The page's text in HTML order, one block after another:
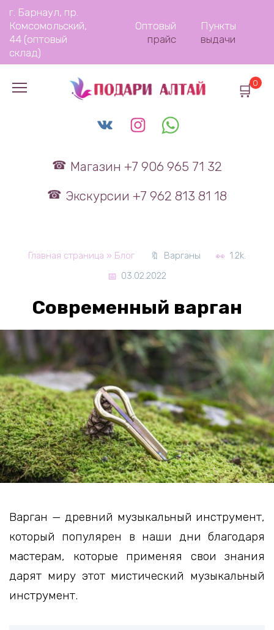
Перейти
содержанию
г. Барнаул, пр.
Комсомольский,
44 (оптовый
склад)
Оптовый
прайс
Пункты
выдачи
Магазин +7 906 965 71 32
Экскурсии +7 962 813 81 18
0
Главная страница » Блог Варганы
1.2k.
03.02.2022
Современный варган
Варган — древний музыкальный инструмент,
который популярен в наши дни благодаря
мастерам, которые применяя свои знания
дарят миру этот мистический музыкальный
инструмент.